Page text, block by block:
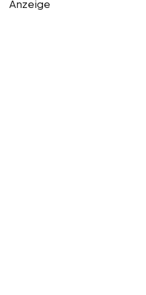
Anzeige